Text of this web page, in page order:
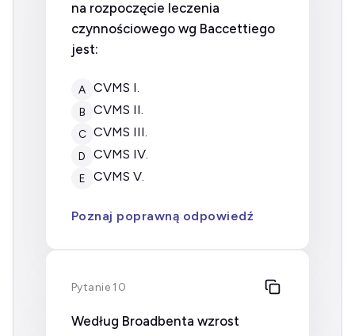
na rozpoczęcie leczenia
czynnościowego wg Baccettiego
jest:
A CVMS I.
B CVMS II.
C CVMS III.
D CVMS IV.
E CVMS V.
Poznaj poprawną odpowiedź
Pytanie 10
Według Broadbenta wzrost